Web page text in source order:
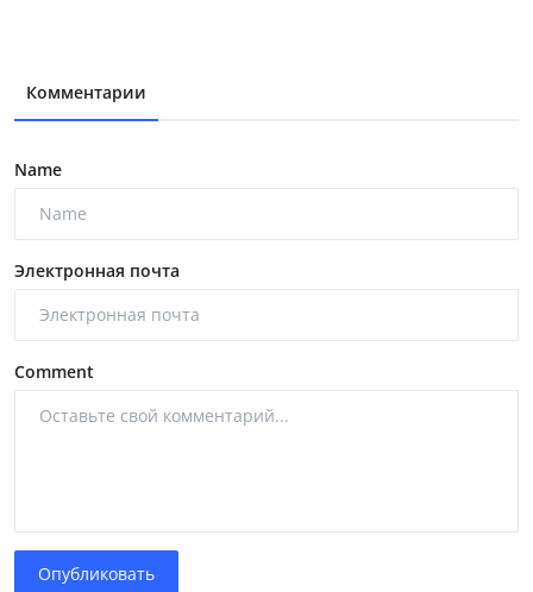
Комментарии
Name
Электронная почта
Comment
Опубликовать